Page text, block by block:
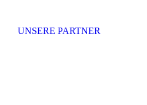
UNSERE PARTNER